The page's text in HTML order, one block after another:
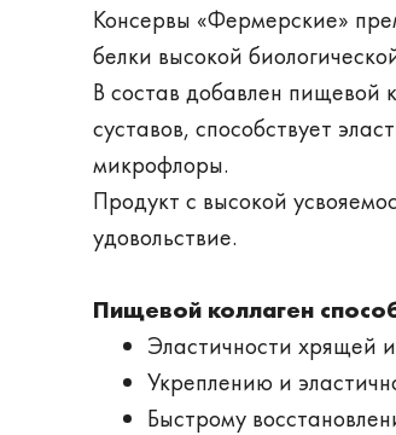
Консервы «Фермерские»
белки высокой
В состав добавлен пищевой
суставов, способствует
микрофлоры.
Продукт с высокой
удовольствие.
Пищевой коллаген
Эластичности хрящей
Укреплению и
Быстрому